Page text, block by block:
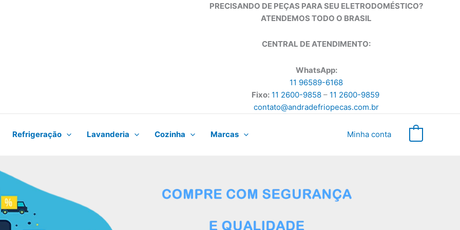
PRECISANDO DE PEÇAS PARA SEU ELETRODOMÉSTICO?
ATENDEMOS TODO O BRASIL
CENTRAL DE ATENDIMENTO:
WhatsApp:
11 96589-6168
Fixo: 11 2600-9858– 11 2600-9859
contato@andradefriopecas.com.br
Refrigeração Lavanderia Cozinha Marcas Minha conta